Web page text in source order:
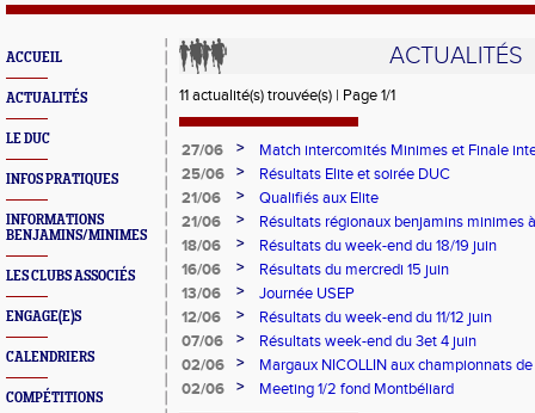
ACCUEIL
ACTUALITÉS
LE DUC
INFOS PRATIQUES
INFORMATIONS
BENJAMINS/MINIMES
LES CLUBS ASSOCIÉS
ENGAGE(E)S
CALENDRIERS
COMPÉTITIONS
ACTUALITÉS
11 actualité(s) trouvée(s) | Page 1/1
27/06 >
Match intercomités Minimes et Finale
benjamins(es)
25/06 >
Résultats Elite et soirée DUC
21/06
>
Qualifiés aux Elite
21/06
>
Résultats régionaux benjamins minimes
18/06
>
Résultats du week-end du 18/19 juin
16/06
>
Résultats du mercredi 15 juin
13/06
>
Journée USEP
12/06
>
Résultats du week-end du 11/12 juin
07/06
>
Résultats week-end du 3et 4 juin
02/06
>
Margaux NICOLLIN aux championnats
02/06
> Meeting 1/2 fond Montbéliard